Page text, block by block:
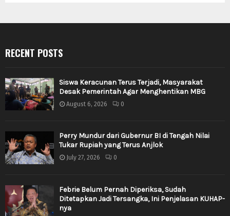
RECENT POSTS
Siswa Keracunan Terus Terjadi, Masyarakat
Desak Pemerintah Agar Menghentikan MBG
August 6, 2026 0
Perry Mundur dari Gubernur BI di Tengah Nilai
Tukar Rupiah yang Terus Anjlok
July 27, 2026 0
Febrie Belum Pernah Diperiksa, Sudah
Ditetapkan Jadi Tersangka, Ini Penjelasan KUHAP-
nya